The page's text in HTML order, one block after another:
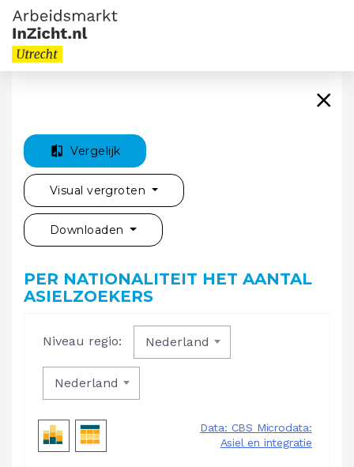
Vergelijk
Visual vergroten
Downloaden
PER NATIONALITEIT HET AANTAL
ASIELZOEKERS